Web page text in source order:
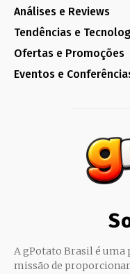
Análises e Reviews
Tendências e
Ofertas e Promoções
Eventos e
A gPotato Brasil é uma
missão de